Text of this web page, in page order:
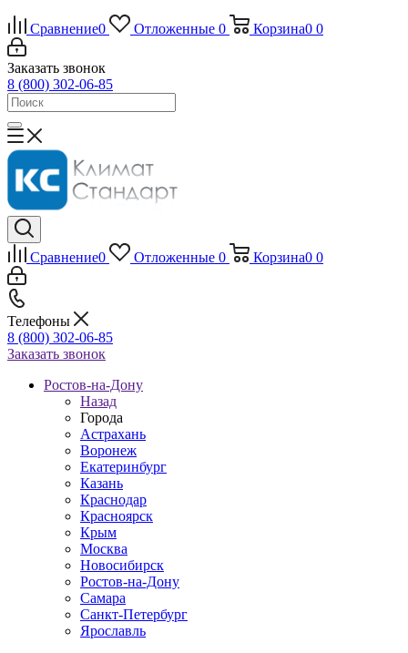
Сравнение0 Отложенные 0 Корзина0 0
Заказать звонок
8 (800) 302-06-85
Сравнение0 Отложенные 0 Корзина0 0
Телефоны
8 (800) 302-06-85
Заказать звонок
Ростов-на-Дону
Назад
Города
Астрахань
Воронеж
Екатеринбург
Казань
Краснодар
Красноярск
Крым
Москва
Новосибирск
Ростов-на-Дону
Самара
Санкт-Петербург
Ярославль